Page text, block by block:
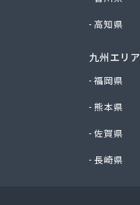
高知県
九州エリア
福岡県
熊本県
佐賀県
長崎県